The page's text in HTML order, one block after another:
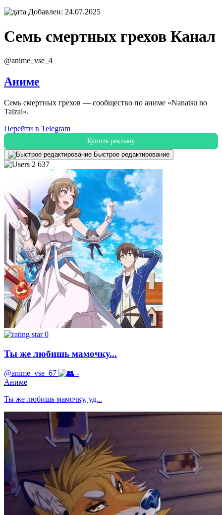
Добавлен: 24.07.2025
Семь смертных грехов Канал
@anime_vse_4
Аниме
Семь смертных грехов — сообщество по аниме «Nanatsu no
Taizai».
Перейти в Telegram
Купить рекламу
Быстрое редактирование
2 637
0
Ты же любишь мамочку...
@anime_vse_67
-
Аниме
Ты же любишь мамочку, уд...